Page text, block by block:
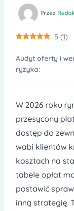
Przez
5 (1)
Audyt oferty i
ryzyka:
W 2026 roku
przesycony
dostęp do
wabi klientów
kosztach na
tabele opłat
postawić
inną strategię.